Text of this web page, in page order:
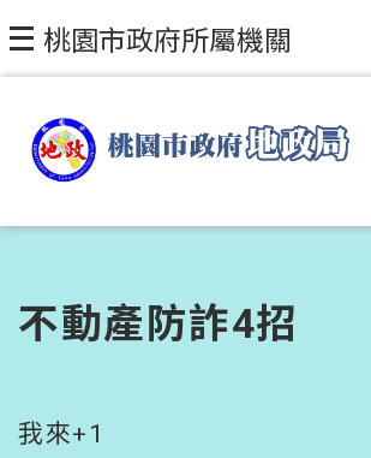
跳到主要內容區塊
桃園市政府所屬機關
不動產防詐4招
我來+1